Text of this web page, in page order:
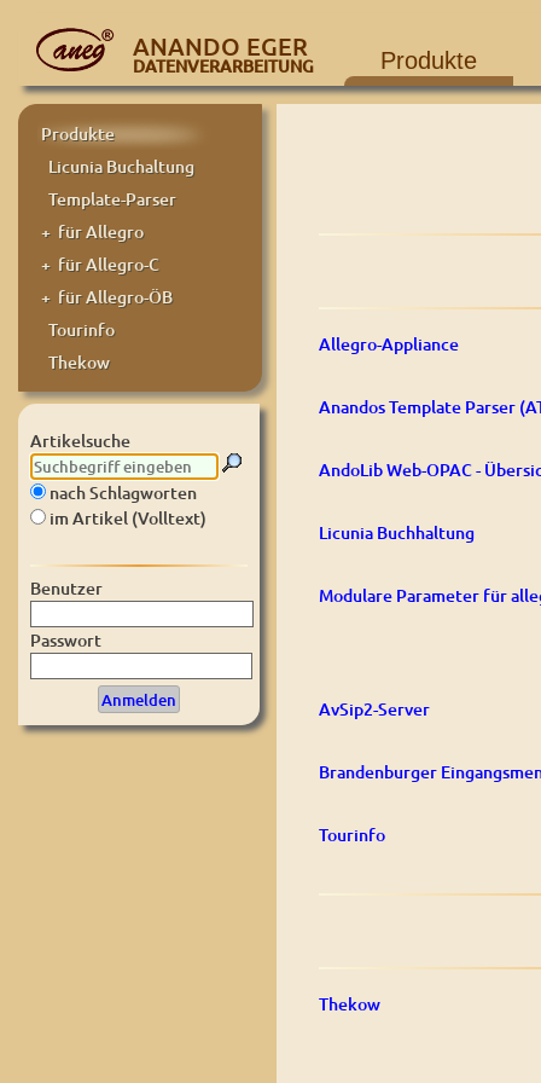
ANANDO EGER
DATENVERARBEITUNG Produkte
Produkte
Licunia Buchaltung
Template-Parser
+ für Allegro
+ für Allegro-C
+ für Allegro-ÖB
Tourinfo
Thekow
Artikelsuche
nach Schlagworten
im Artikel (Volltext)
Benutzer
Passwort
Allegro-Appliance
Anandos Template Parser
AndoLib Web-OPAC -
Licunia Buchhaltung
Modulare Parameter für
AvSip2-Server
Brandenburger
Tourinfo
Thekow